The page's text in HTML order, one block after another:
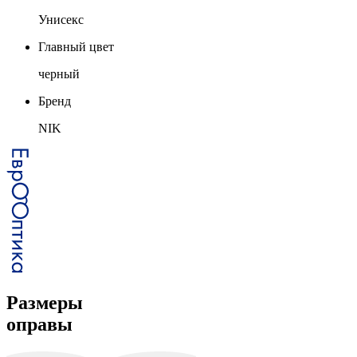
Унисекс
Главный цвет
черный
Бренд
NIK
Размеры
оправы